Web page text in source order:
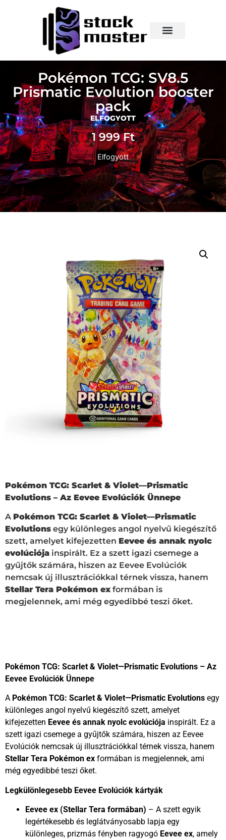
Pokémon TCG: SV8.5
Prismatic Evolution booster
pack
ELFOGYOTT
1 999Ft
Elfogyott
Pokémon TCG: Scarlet & Violet—Prismatic
Evolutions – Az Eevee Evolúciók Ünnepe
A Pokémon TCG: Scarlet & Violet—Prismatic
Evolutions egy különleges angol nyelvű kiegészítő
szett, amelyet kifejezetten Eevee és annak nyolc
evolúciója inspirált. Ez a szett igazi csemege a
gyűjtők számára, hiszen az Eevee Evolúciók
nemcsak új illusztrációkkal térnek vissza, hanem
Stellar Tera Pokémon exformában is
megjelennek, ami még egyedibbé teszi őket.
Pokémon TCG: Scarlet & Violet—Prismatic Evolutions – Az
Eevee Evolúciók Ünnepe
A Pokémon TCG: Scarlet & Violet—Prismatic Evolutions egy
különleges angol nyelvű kiegészítő szett, amelyet
kifejezetten Eevee és annak nyolc evolúciója inspirált. Ez a
szett igazi csemege a gyűjtők számára, hiszen az Eevee
Evolúciók nemcsak új illusztrációkkal térnek vissza, hanem
Stellar Tera Pokémon ex formában is megjelennek, ami
még egyedibbé teszi őket.
Legkülönlegesebb Eevee Evolúciók kártyák
Eevee ex (Stellar Tera formában) – A szett egyik
legértékesebb és leglátványosabb lapja egy
különleges, prizmás fényben ragyogó Eevee ex, amely